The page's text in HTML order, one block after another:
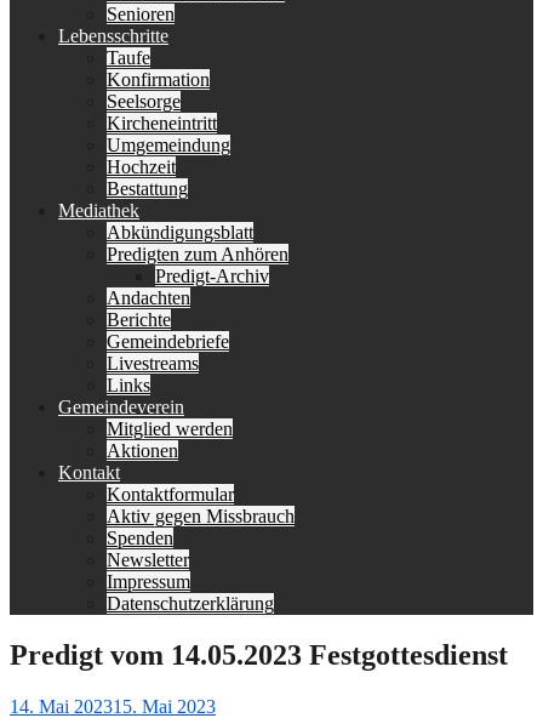
Senioren
Lebensschritte
Taufe
Konfirmation
Seelsorge
Kircheneintritt
Umgemeindung
Hochzeit
Bestattung
Mediathek
Abkündigungsblatt
Predigten zum Anhören
Predigt-Archiv
Andachten
Berichte
Gemeindebriefe
Livestreams
Links
Gemeindeverein
Mitglied werden
Aktionen
Kontakt
Kontaktformular
Aktiv gegen Missbrauch
Spenden
Newsletter
Impressum
Datenschutzerklärung
Predigt vom 14.05.2023 Festgottesdienst
Gepostet
14. Mai 202315. Mai 2023